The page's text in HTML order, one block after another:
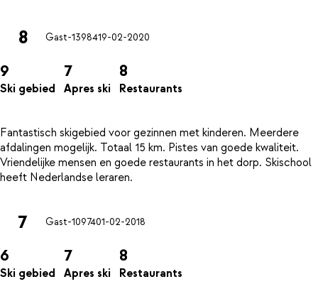
8 Gast-1398419-02-2020
9
Ski gebied
7
Apres ski
8
Restaurants
Fantastisch skigebied voor gezinnen met kinderen. Meerdere
afdalingen mogelijk. Totaal 15 km. Pistes van goede kwaliteit.
Vriendelijke mensen en goede restaurants in het dorp. Skischool
7 Gast-1097401-02-2018
6
Ski gebied
7
Apres ski
8
Restaurants